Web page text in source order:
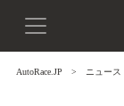
AutoRace.JP ニュース